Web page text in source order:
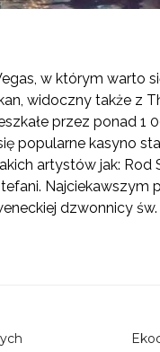
w którym warto
widoczny także z
przez ponad
popularne kasyno
artystów jak: Rod
dzwonnicy